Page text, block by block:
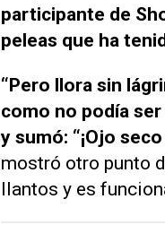
participante de
peleas que ha
“Pero llora sin
como no podía
y sumó: “¡Ojo
mostró otro punto
llantos y es